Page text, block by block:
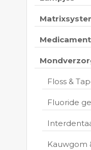
Floss &
Fluoride
Kauwgom